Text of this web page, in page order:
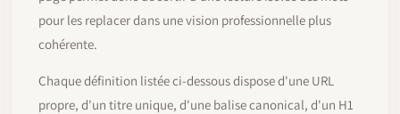
pour les replacer dans une vision professionnelle plus
cohérente.
Chaque définition listée ci-dessous dispose d'une URL
propre, d'un titre unique, d'une balise canonical, d'un H1